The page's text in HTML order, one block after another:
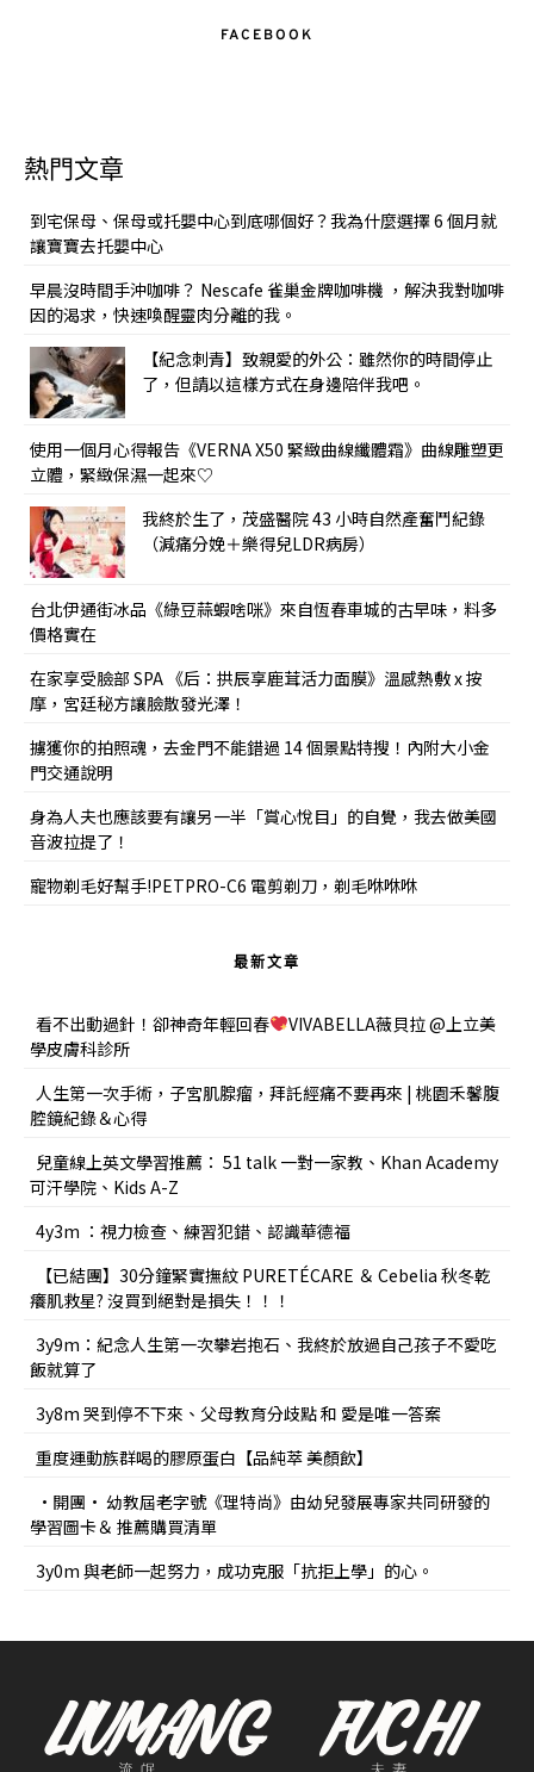
FACEBOOK
熱門文章
到宅保母、保母或托嬰中心到底哪個好？我為什麼選擇 6 個月就
讓寶寶去托嬰中心
早晨沒時間手沖咖啡？ Nescafe 雀巢金牌咖啡機 ，解決我對咖啡
因的渴求，快速喚醒靈肉分離的我。
【紀念刺青】致親愛的外公：雖然你的時間停止
了，但請以這樣方式在身邊陪伴我吧。
使用一個月心得報告《VERNA X50 緊緻曲線纖體霜》曲線雕塑更
立體，緊緻保濕一起來♡
我終於生了，茂盛醫院 43 小時自然產奮鬥紀錄
（減痛分娩＋樂得兒LDR病房）
台北伊通街冰品《綠豆蒜蝦啥咪》來自恆春車城的古早味，料多
價格實在
在家享受臉部 SPA 《后：拱辰享鹿茸活力面膜》溫感熱敷 x 按
摩，宮廷秘方讓臉散發光澤！
擄獲你的拍照魂，去金門不能錯過 14 個景點特搜！內附大小金
門交通說明
身為人夫也應該要有讓另一半「賞心悅目」的自覺，我去做美國
音波拉提了！
寵物剃毛好幫手!PETPRO-C6 電剪剃刀，剃毛咻咻咻
最新文章
看不出動過針！卻神奇年輕回春
VIVABELLA薇貝拉 @上立美
學皮膚科診所
人生第一次手術，子宮肌腺瘤，拜託經痛不要再來 | 桃園禾馨腹
腔鏡紀錄＆心得
兒童線上英文學習推薦： 51 talk 一對一家教、Khan Academy
可汗學院、Kids A-Z
4y3m ：視力檢查、練習犯錯、認識華德福
【已結團】30分鐘緊實撫紋 PURETÉCARE ＆ Cebelia 秋冬乾
癢肌救星? 沒買到絕對是損失！！！
3y9m：紀念人生第一次攀岩抱石、我終於放過自己孩子不愛吃
飯就算了
3y8m 哭到停不下來、父母教育分歧點 和 愛是唯一答案
重度運動族群喝的膠原蛋白【品純萃 美顏飲】
•開團• 幼教屆老字號《理特尚》由幼兒發展專家共同研發的
學習圖卡＆ 推薦購買清單
3y0m 與老師一起努力，成功克服「抗拒上學」的心。